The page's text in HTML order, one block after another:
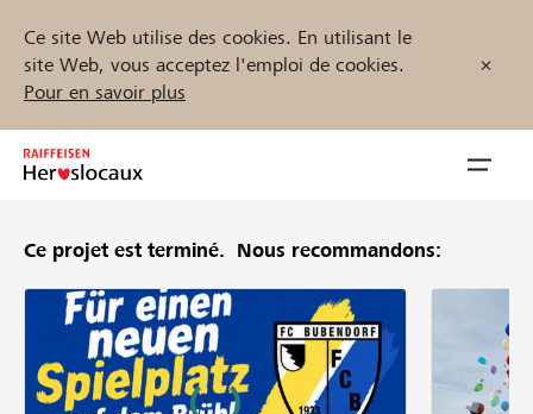
Ce site Web utilise des cookies. En utilisant le
site Web, vous acceptez l'emploi de cookies.
Pour en savoir plus
Inhalt
Trouvez des projets et des organisations
Ce projet est terminé. Nous recommandons: